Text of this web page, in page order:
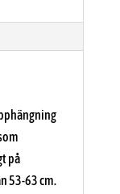
på
53-63 cm.